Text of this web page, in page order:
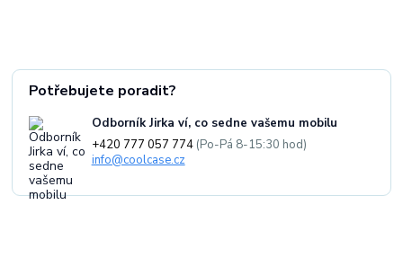
Potřebujete poradit?
Odborník Jirka ví, co sedne vašemu mobilu
+420 777 057 774 (Po-Pá 8-15:30 hod)
info@coolcase.cz